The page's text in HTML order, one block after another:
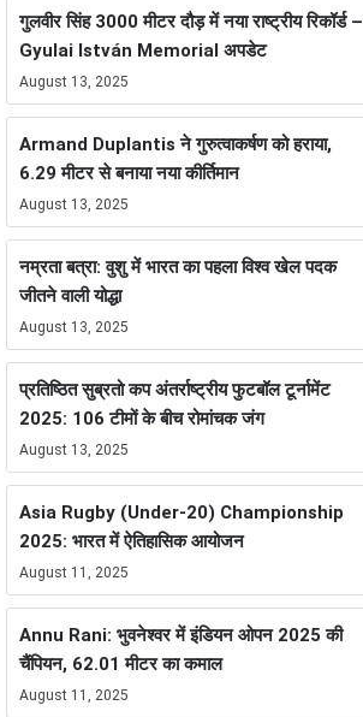
गुलवीर सिंह 3000 मीटर दौड़ में नया राष्ट्रीय रिकॉर्ड –
Gyulai István Memorial अपडेट
August 13, 2025
Armand Duplantis ने गुरुत्वाकर्षण को हराया,
6.29 मीटर से बनाया नया कीर्तिमान
August 13, 2025
नम्रता बत्रा: वुशु में भारत का पहला विश्व खेल पदक
जीतने वाली योद्धा
August 13, 2025
प्रतिष्ठित सुब्रतो कप अंतर्राष्ट्रीय फुटबॉल टूर्नामेंट
2025: 106 टीमों के बीच रोमांचक जंग
August 13, 2025
Asia Rugby (Under-20) Championship
2025: भारत में ऐतिहासिक आयोजन
August 11, 2025
Annu Rani: भुवनेश्वर में इंडियन ओपन 2025 की
चैंपियन, 62.01 मीटर का कमाल
August 11, 2025